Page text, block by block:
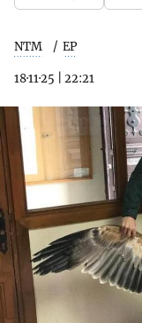
NTM EP
18·11·25 22:21